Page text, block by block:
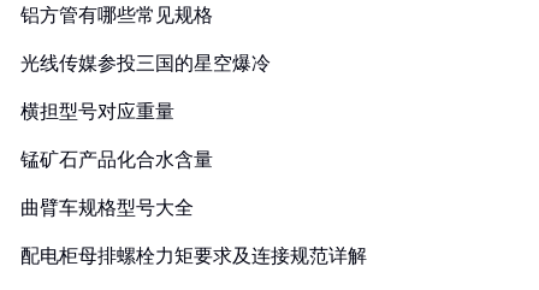
铝方管有哪些常见规格
光线传媒参投三国的星空爆冷
横担型号对应重量
锰矿石产品化合水含量
曲臂车规格型号大全
配电柜母排螺栓力矩要求及连接规范详解